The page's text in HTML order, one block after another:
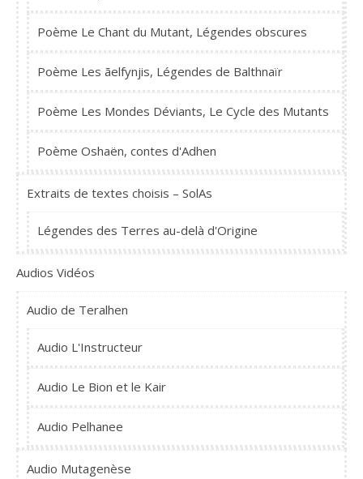
Poème Le Chant du Mutant, Légendes obscures
Poème Les ãelfynjis, Légendes de Balthnaïr
Poème Les Mondes Déviants, Le Cycle des Mutants
Poème Oshaën, contes d'Adhen
Extraits de textes choisis – SolAs
Légendes des Terres au-delà d'Origine
Audios Vidéos
Audio de Teralhen
Audio L'Instructeur
Audio Le Bion et le Kair
Audio Pelhanee
Audio Mutagenèse